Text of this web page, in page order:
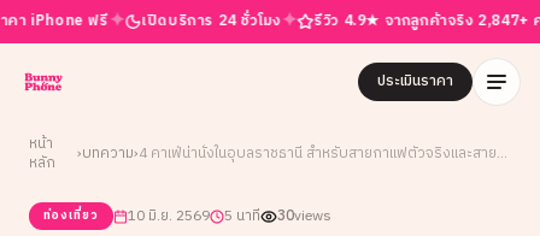
ริการ 24 ชั่วโมง✦ รีวิว 4.9★ จากลูกค้าจริง 2,847+ คน ✦ ขาย ฝาก เทิร์น ค
ประเมินราคา
หน้า
หลัก
›บทความ› 4 คาเฟ่น่านั่งในอุบลราชธานี สำหรับสายกาแฟตัวจริงและสายคาเฟ่ฮอปปิ้ง
ท่องเที่ยว 10 มิ.ย. 2569 5 นาที 30views